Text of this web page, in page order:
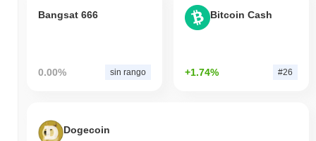
Bangsat 666
0.00% sin rango
Bitcoin Cash
+1.74% #26
Dogecoin